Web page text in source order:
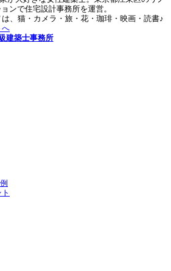
ンで住宅設計事務所を運営。
、猫・カメラ・旅・花・珈琲・映画・読書♪
へ